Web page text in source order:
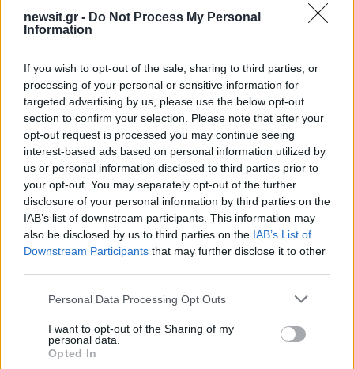
newsit.gr - Do Not Process My Personal
Information
If you wish to opt-out of the sale, sharing to third parties, or
processing of your personal or sensitive information for
targeted advertising by us, please use the below opt-out
section to confirm your selection. Please note that after your
opt-out request is processed you may continue seeing
interest-based ads based on personal information utilized by
us or personal information disclosed to third parties prior to
your opt-out. You may separately opt-out of the further
disclosure of your personal information by third parties on the
IAB’s list of downstream participants. This information may
also be disclosed by us to third parties on the IAB’s List of
Downstream Participants that may further disclose it to other
Please note that this website/app uses one or more Google
not limited to your visit or usage behaviour. You may click to
grant or deny consent to Google and its third-party tags to
use your data for below specified purposes in below Google
Personal Data Processing Opt Outs
I want to opt-out of the Sharing of my
personal data.
Opted In
Αν τα χάσατε
Ανανεώθηκε πριν
3 λεπτά
Θρίλερ στον Λυκαβηττό:
Βρέθηκε πτώμα σε σπηλιά
κοντά στο εκκλησάκι των
Αγίων Ισιδώρων -
επόμενα 24ωρα:
έως 9 μποφόρ και